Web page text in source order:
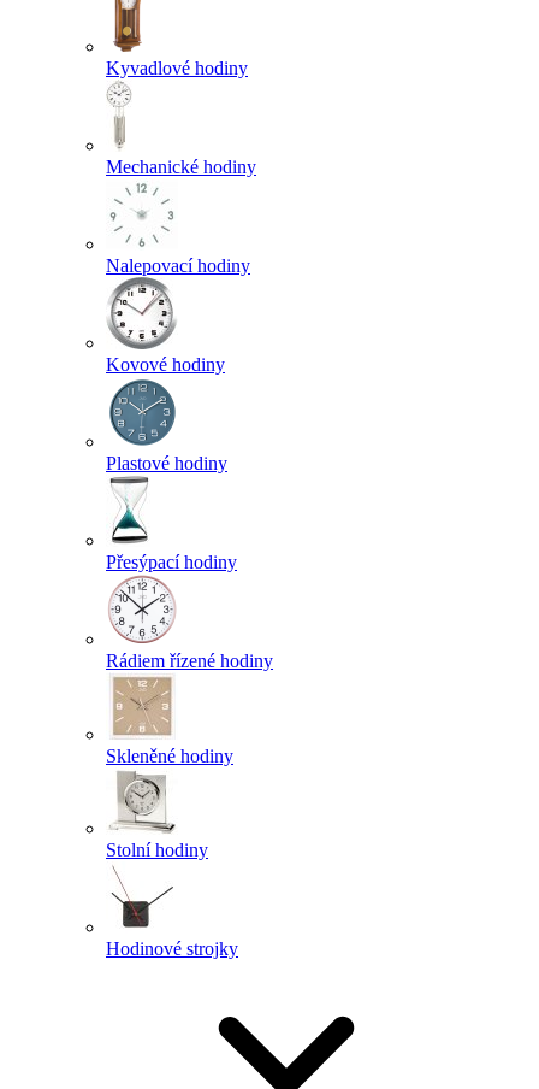
Kyvadlové hodiny
Mechanické hodiny
Nalepovací hodiny
Kovové hodiny
Plastové hodiny
Přesýpací hodiny
Rádiem řízené hodiny
Skleněné hodiny
Stolní hodiny
Hodinové strojky